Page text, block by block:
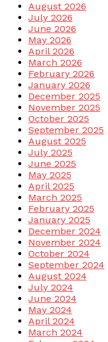
August 2026
July 2026
June 2026
May 2026
April 2026
March 2026
February 2026
January 2026
December 2025
November 2025
October 2025
September 2025
August 2025
July 2025
June 2025
May 2025
April 2025
March 2025
February 2025
January 2025
December 2024
November 2024
October 2024
September 2024
August 2024
July 2024
June 2024
May 2024
April 2024
March 2024